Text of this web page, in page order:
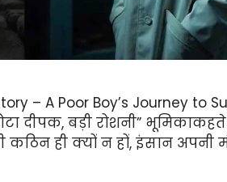
– A Poor Boy’s Journey to
दीपक, बड़ी रोशनी”
ही क्यों न हों, इंसान अपनी